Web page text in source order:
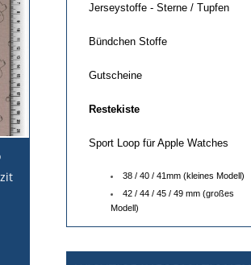
Jerseystoffe - Sterne / Tupfen
Bündchen Stoffe
Gutscheine
Restekiste
Sport Loop für Apple Watches
38 / 40 / 41mm (kleines Modell)
42 / 44 / 45 / 49 mm (großes
Modell)